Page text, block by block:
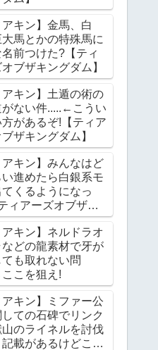
アキン】金馬、白
馬とかの特殊馬に
名前つけた?【ティ
ブザキングダム】
アキン】土遁の術の
がない件.....←こうい
方があるぞ!【ティア
ザキングダム】
アキン】みんなはど
進めたら白銀系モ
くるようになっ
ィアーズオブザキ
】
アキン】ネルドラオ
などの龍素材で牙が
ても取れない問
こを狙え!
アキン】ミファー公
しての石碑でリンク
山のライネルを討伐
記載があるけどこれ